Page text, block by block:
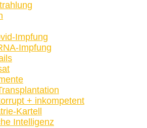
Impfung
Impfung
+ inkompetent
Kartell
Intelligenz